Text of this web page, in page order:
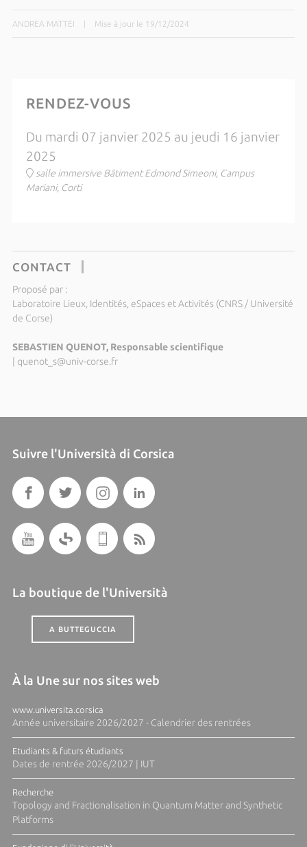
ANDREA MATTEI Mise à jour le 19/12/2024
RENDEZ-VOUS
Du mardi 07 janvier 2025 au jeudi 16 janvier
2025
salle immersive Bâtiment Edmond Simeoni, Campus
Mariani, Corti
CONTACT
Proposé par :
Laboratoire Lieux, Identités, eSpaces et Activités (CNRS / Université
de Corse)
SEBASTIEN QUENOT, Responsable scientifique
quenot_s@univ-corse.fr
Suivre l'Università di Corsica
La boutique de l'Università
A BUTTEGUCCIA
À la Une sur nos sites web
www.universita.corsica
Année universitaire 2026/2027 - Calendrier des rentrées
Etudiants & futurs étudiants
Dates de rentrée 2026/2027 | IUT
Recherche
Topology and Fractionalisation in Quantum Matter and Synthetic
Platforms